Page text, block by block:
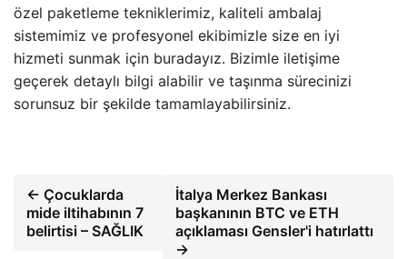
özel paketleme tekniklerimiz, kaliteli ambalaj
sistemimiz ve profesyonel ekibimizle size en iyi
hizmeti sunmak için buradayız. Bizimle iletişime
geçerek detaylı bilgi alabilir ve taşınma sürecinizi
sorunsuz bir şekilde tamamlayabilirsiniz.
← Çocuklarda
mide iltihabının 7
belirtisi – SAĞLIK
İtalya Merkez Bankası
başkanının BTC ve ETH
açıklaması Gensler'i hatırlattı
→